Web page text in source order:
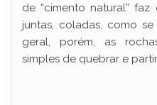
de “cimento natural”
juntas, coladas, como
geral, porém, as
simples de quebrar e